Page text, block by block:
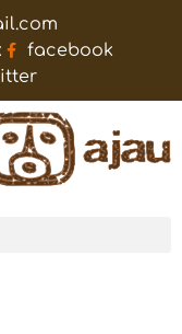
facebook